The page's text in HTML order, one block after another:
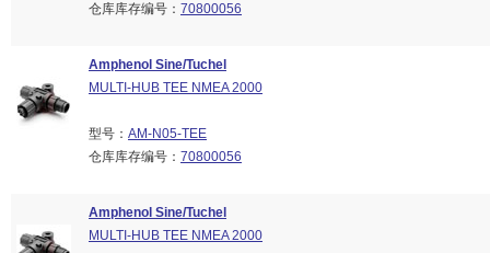
仓库库存编号： 70800056
Amphenol Sine/Tuchel
MULTI-HUB TEE NMEA 2000
型号： AM-N05-TEE
仓库库存编号： 70800056
Amphenol Sine/Tuchel
MULTI-HUB TEE NMEA 2000